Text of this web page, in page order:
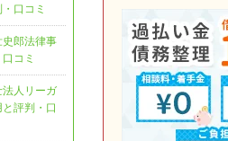
口コミ
郎法律事
コミ
人リーガ
評判・口